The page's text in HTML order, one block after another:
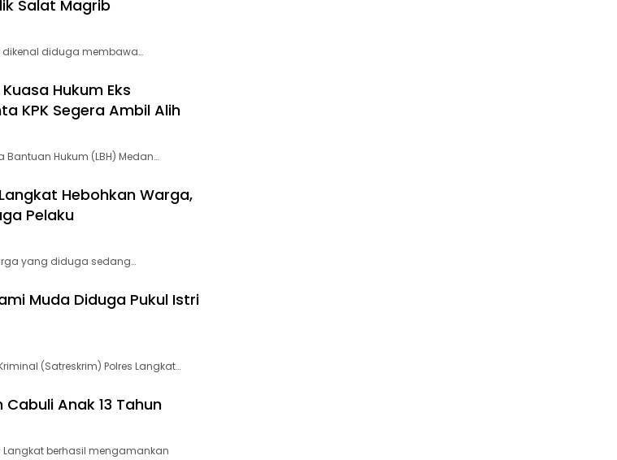
Salat Magrib
dikenal diduga membawa…
Hukum Eks
KPK Segera Ambil Alih
Hukum (LBH) Medan…
Hebohkan Warga,
Pelaku
yang diduga sedang…
Muda Diduga Pukul Istri
(Satreskrim) Polres Langkat…
Anak 13 Tahun
Langkat berhasil mengamankan